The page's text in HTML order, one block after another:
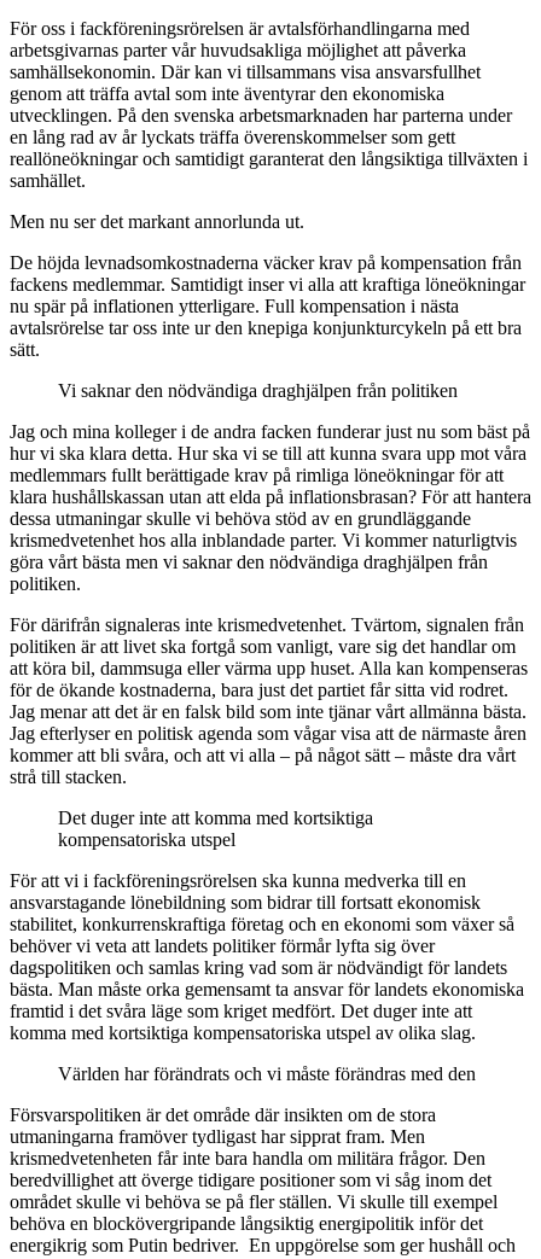
För oss i fackföreningsrörelsen är avtalsförhandlingarna med
arbetsgivarnas parter vår huvudsakliga möjlighet att påverka
samhällsekonomin. Där kan vi tillsammans visa ansvarsfullhet
genom att träffa avtal som inte äventyrar den ekonomiska
utvecklingen. På den svenska arbetsmarknaden har parterna under
en lång rad av år lyckats träffa överenskommelser som gett
reallöneökningar och samtidigt garanterat den långsiktiga tillväxten i
samhället.
Men nu ser det markant annorlunda ut.
De höjda levnadsomkostnaderna väcker krav på kompensation från
fackens medlemmar. Samtidigt inser vi alla att kraftiga löneökningar
nu spär på inflationen ytterligare. Full kompensation i nästa
avtalsrörelse tar oss inte ur den knepiga konjunkturcykeln på ett bra
sätt.
Vi saknar den nödvändiga draghjälpen från politiken
Jag och mina kolleger i de andra facken funderar just nu som bäst på
hur vi ska klara detta. Hur ska vi se till att kunna svara upp mot våra
medlemmars fullt berättigade krav på rimliga löneökningar för att
klara hushållskassan utan att elda på inflationsbrasan? För att hantera
dessa utmaningar skulle vi behöva stöd av en grundläggande
krismedvetenhet hos alla inblandade parter. Vi kommer naturligtvis
göra vårt bästa men vi saknar den nödvändiga draghjälpen från
politiken.
För därifrån signaleras inte krismedvetenhet. Tvärtom, signalen från
politiken är att livet ska fortgå som vanligt, vare sig det handlar om
att köra bil, dammsuga eller värma upp huset. Alla kan kompenseras
för de ökande kostnaderna, bara just det partiet får sitta vid rodret.
Jag menar att det är en falsk bild som inte tjänar vårt allmänna bästa.
Jag efterlyser en politisk agenda som vågar visa att de närmaste åren
kommer att bli svåra, och att vi alla – på något sätt – måste dra vårt
strå till stacken.
Det duger inte att komma med kortsiktiga
kompensatoriska utspel
För att vi i fackföreningsrörelsen ska kunna medverka till en
ansvarstagande lönebildning som bidrar till fortsatt ekonomisk
stabilitet, konkurrenskraftiga företag och en ekonomi som växer så
behöver vi veta att landets politiker förmår lyfta sig över
dagspolitiken och samlas kring vad som är nödvändigt för landets
bästa. Man måste orka gemensamt ta ansvar för landets ekonomiska
framtid i det svåra läge som kriget medfört. Det duger inte att
komma med kortsiktiga kompensatoriska utspel av olika slag.
Världen har förändrats och vi måste förändras med den
Försvarspolitiken är det område där insikten om de stora
utmaningarna framöver tydligast har sipprat fram. Men
krismedvetenheten får inte bara handla om militära frågor. Den
beredvillighet att överge tidigare positioner som vi såg inom det
området skulle vi behöva se på fler ställen. Vi skulle till exempel
behöva en blockövergripande långsiktig energipolitik inför det
energikrig som Putin bedriver. En uppgörelse som ger hushåll och